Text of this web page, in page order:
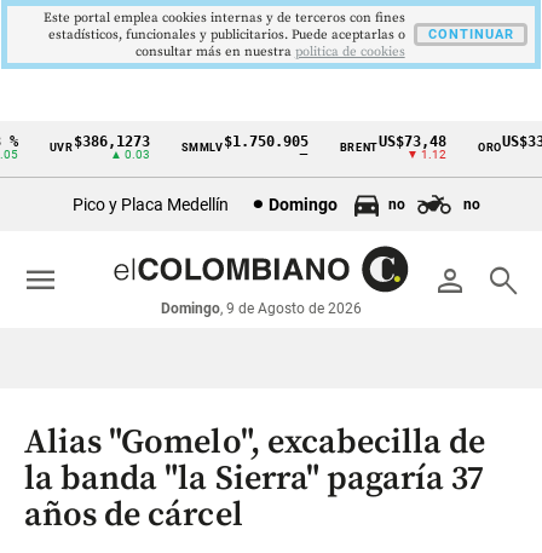
Cintillo
económicos
Colombia
UVR$386,1273
▲ 0.03
SMMLV$1.750.905 BRENTUS$73,48
▼ 1.12
ORO
Pico y Placa Medellín Domingo no no
person search
Domingo, 9 de Agosto de 2026
menu
Alias "Gomelo", excabecilla de
la banda "la Sierra" pagaría 37
años de cárcel
Este portal emplea cookies internas y de terceros con fines
estadísticos, funcionales y publicitarios. Puede aceptarlas o
consultar más en nuestra politica de cookies
CONTINUAR